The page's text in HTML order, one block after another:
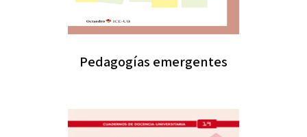
Pedagogías emergentes